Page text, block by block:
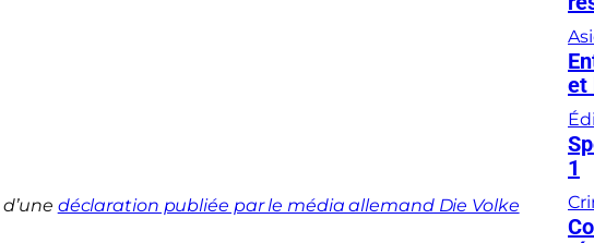
déclaration publiée par le média allemand Die Volke
et
1